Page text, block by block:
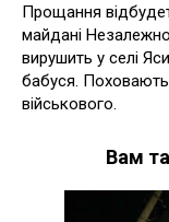
Прощання
майдані
вирушить у селі
бабуся.
військового.
Вам